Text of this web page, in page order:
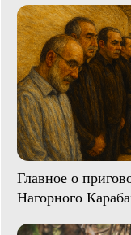
Главное о
Нагорного